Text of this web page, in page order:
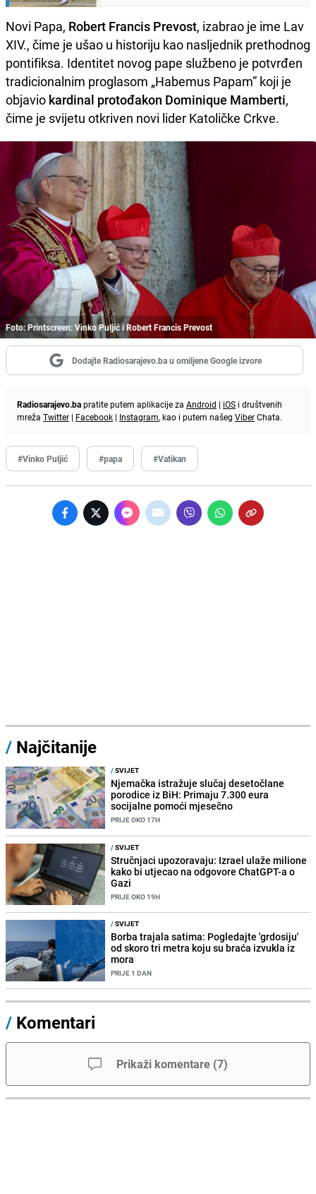
Novi Papa, Robert Francis Prevost, izabrao je ime Lav
XIV., čime je ušao u historiju kao nasljednik prethodnog
pontifiksa. Identitet novog pape službeno je potvrđen
tradicionalnim proglasom „Habemus Papam” koji je
objavio kardinal protođakon Dominique Mamberti,
čime je svijetu otkriven novi lider Katoličke Crkve.
Foto: Printscreen: Vinko Puljić i Robert Francis Prevost
Dodajte Radiosarajevo.ba u omiljene Google izvore
Radiosarajevo.bapratite putem aplikacije za Android | iOS i društvenih
mreža Twitter | Facebook | Instagram, kao i putem našeg ViberChata.
#Vinko Puljić #papa #Vatikan
/ Najčitanije
/SVIJET
Njemačka istražuje slučaj desetočlane
porodice iz BiH: Primaju 7.300 eura
socijalne pomoći mjesečno
PRIJE OKO 17H
/SVIJET
Stručnjaci upozoravaju: Izrael ulaže milione
kako bi utjecao na odgovore ChatGPT-a o
Gazi
PRIJE OKO 19H
/SVIJET
Borba trajala satima: Pogledajte 'grdosiju'
od skoro tri metra koju su braća izvukla iz
mora
PRIJE 1 DAN
/ Komentari
Prikaži komentare (7)